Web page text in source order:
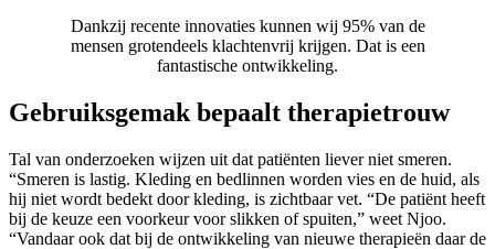
Dankzij recente innovaties kunnen wij 95% van de
mensen grotendeels klachtenvrij krijgen. Dat is een
fantastische ontwikkeling.
Gebruiksgemak bepaalt therapietrouw
Tal van onderzoeken wijzen uit dat patiënten liever niet smeren.
“Smeren is lastig. Kleding en bedlinnen worden vies en de huid, als
hij niet wordt bedekt door kleding, is zichtbaar vet. “De patiënt heeft
bij de keuze een voorkeur voor slikken of spuiten,” weet Njoo.
“Vandaar ook dat bij de ontwikkeling van nieuwe therapieën daar de